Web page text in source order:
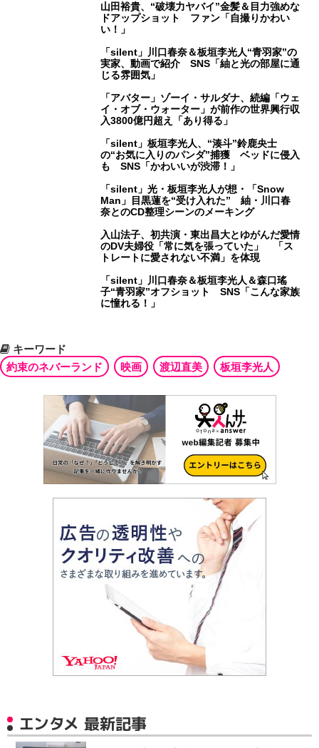
山田裕貴、“破壊力ヤバイ”金髪＆目力強めな
ドアップショット ファン「自撮りかわい
い！」
「silent」川口春奈＆板垣李光人“青羽家”の
実家、動画で紹介 SNS「紬と光の部屋に通
じる雰囲気」
「アバター」ゾーイ・サルダナ、続編「ウェ
イ・オブ・ウォーター」が前作の世界興行収
入3800億円超え「あり得る」
「silent」板垣李光人、“湊斗”鈴鹿央士
の“お気に入りのパンダ”捕獲 ベッドに侵入
も SNS「かわいいが渋滞！」
「silent」光・板垣李光人が想・「Snow
Man」目黒蓮を“受け入れた” 紬・川口春
奈とのCD整理シーンのメーキング
入山法子、初共演・東出昌大とゆがんだ愛情
のDV夫婦役「常に気を張っていた」 「ス
トレートに愛されない不満」を体現
「silent」川口春奈＆板垣李光人＆森口瑤
子“青羽家”オフショット SNS「こんな家族
に憧れる！」
キーワード
約束のネバーランド
映画 渡辺直美 板垣李光人
エンタメ 最新記事